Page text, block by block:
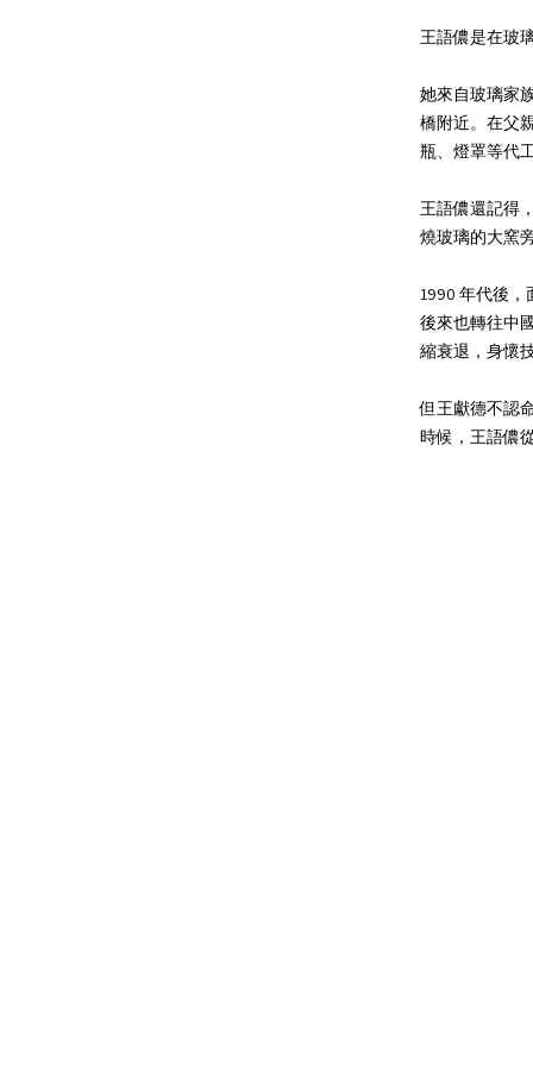
王語儂是在玻
她來自玻璃家
橋附近。在父
瓶、燈罩等代
王語儂還記得
燒玻璃的大窯
1990 年代後
後來也轉往中
縮衰退，身懷
但王獻德不認
時候，王語儂